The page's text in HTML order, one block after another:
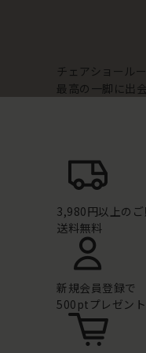
チェアショール
最高の一脚に出
3,980円以上の
送料無料
新規会員登録で
500ptプレゼント